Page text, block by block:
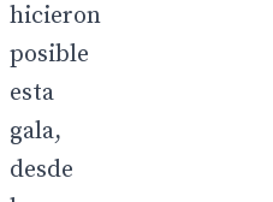
hicieron
posible
esta
gala,
desde